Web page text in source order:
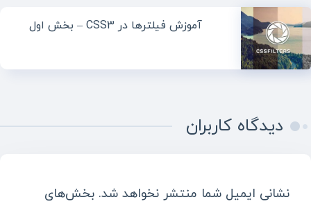
آموزش فیلترها در CSS3 – بخش اول
دیدگاه کاربران
نشانی ایمیل شما منتشر نخواهد شد. بخش‌های